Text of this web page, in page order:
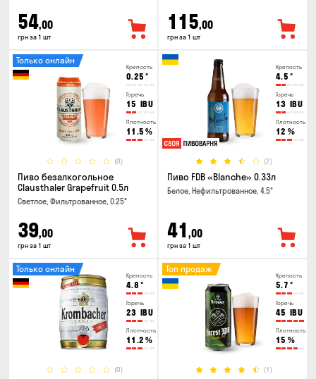
54,00
грн за 1 шт
115,00
грн за 1 шт
Крепость
0.25 °
Горечь
15 IBU
Плотность
11.5 %
(0)
Только онлайн
Пиво безалкогольное
Clausthaler Grapefruit 0.5л
Светлое, Фильтрованное, 0.25°
39,00
грн за 1 шт
Крепость
4.5 °
Горечь
13 IBU
Плотность
12 %
(2)
Пиво FDB «Blanche» 0.33л
Белое, Нефильтрованное, 4.5°
41 ,00
грн за 1 шт
Крепость
4.8 °
Горечь
23 IBU
Плотность
11.2 %
(0)
Только онлайн
Крепость
5.7 °
Горечь
45 IBU
Плотность
15 %
(1)
Топ продаж